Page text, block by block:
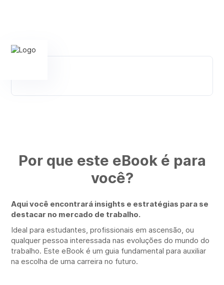
Por que este eBook é para
você?
Aqui você encontrará insights e estratégias para se
destacar no mercado de trabalho.
Ideal para estudantes, profissionais em ascensão, ou
qualquer pessoa interessada nas evoluções do mundo do
trabalho. Este eBook é um guia fundamental para auxiliar
na escolha de uma carreira no futuro.